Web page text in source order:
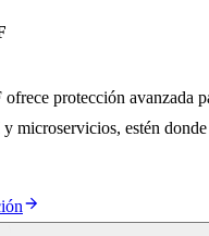
protección avanzada
microservicios, estén